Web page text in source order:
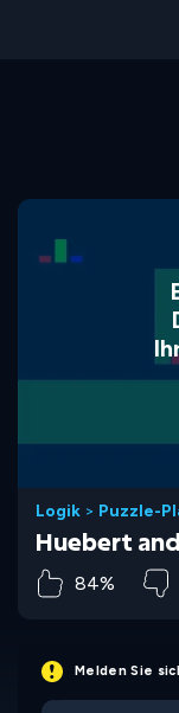
Logik > Puzzle-
Huebert
84%
Melden Sie